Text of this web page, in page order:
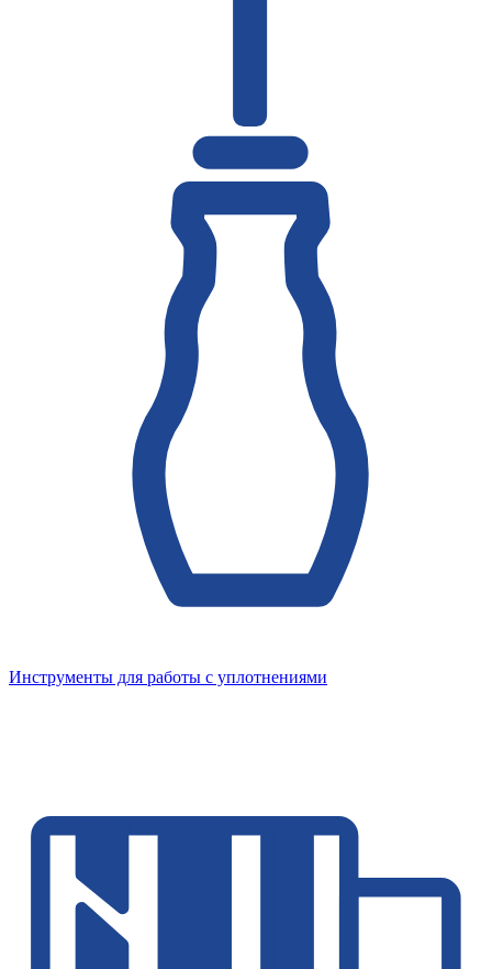
Инструменты для работы с уплотнениями